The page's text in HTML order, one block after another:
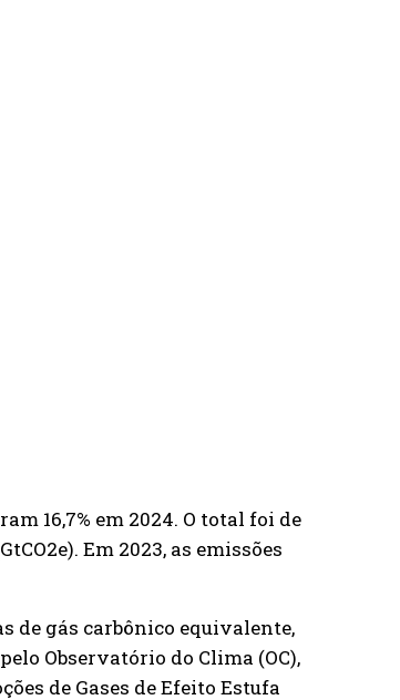
16,7% em 2024. O total foi de
Em 2023, as emissões
de gás carbônico equivalente,
Observatório do Clima (OC),
de Gases de Efeito Estufa